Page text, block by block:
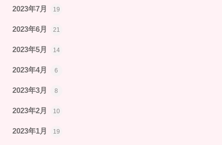
2023年7月 19
2023年6月 21
2023年5月 14
2023年4月 6
2023年3月 8
2023年2月 10
2023年1月 19